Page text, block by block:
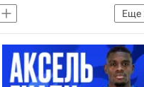
Еще